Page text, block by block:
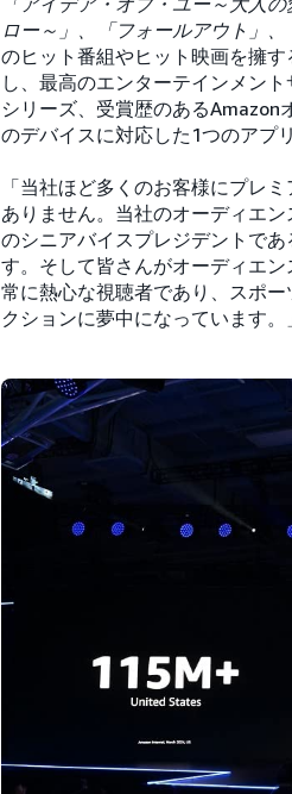
ロー～」、「フォールアウト」
のヒット番組やヒット映画を擁
し、最高のエンターテインメン
シリーズ、受賞歴のあるAmazon
のデバイスに対応した1つのアプ
「当社ほど多くのお客様にプレ
ありません。当社のオーディエ
のシニアバイスプレジデントで
す。そして皆さんがオーディエ
常に熱心な視聴者であり、スポ
クションに夢中になっています。